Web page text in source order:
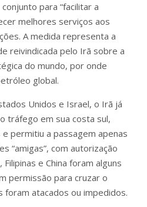
para “facilitar a
melhores serviços aos
A medida representa a
reivindicada pelo Irã sobre a
do mundo, por onde
global.
Unidos e Israel, o Irã já
tráfego em sua costa sul,
permitiu a passagem apenas
“amigas”, com autorização
e China foram alguns
permissão para cruzar o
atacados ou impedidos.